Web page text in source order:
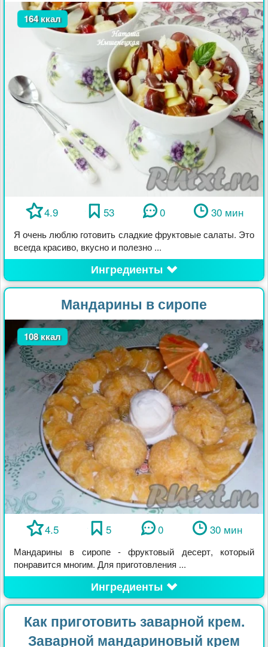
164 ккал
4.9 53 0 30 мин
Я очень люблю готовить сладкие фруктовые салаты. Это
всегда красиво, вкусно и полезно ...
Ингредиенты
Мандарины в сиропе
108 ккал
4.5 5 0 30 мин
Мандарины в сиропе - фруктовый десерт, который
понравится многим. Для приготовления ...
Ингредиенты
Как приготовить заварной крем.
Заварной мандариновый крем